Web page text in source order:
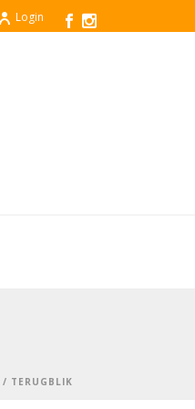
Login
/ TERUGBLIK